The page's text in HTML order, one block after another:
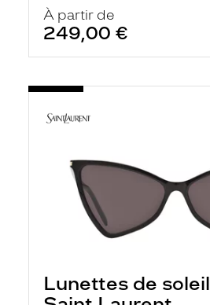
À partir de
249,00 €
Lunettes de soleil